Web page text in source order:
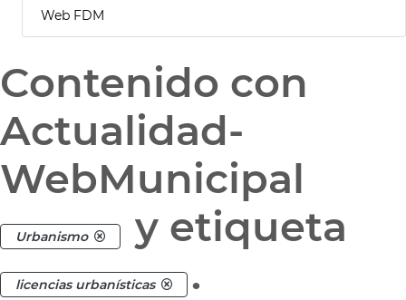
Web FDM
Contenido con
Actualidad-
WebMunicipal
Urbanismo y etiqueta
licencias urbanísticas .